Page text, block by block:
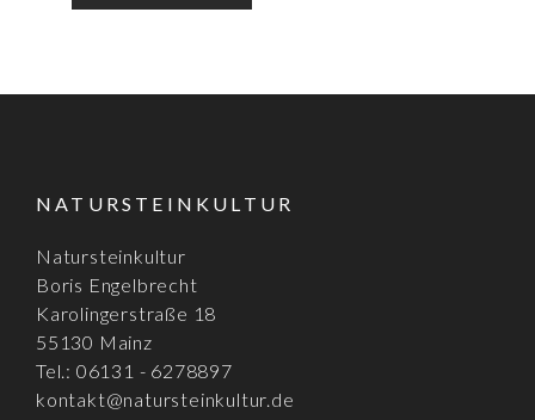
NATURSTEINKULTUR
Natursteinkultur
Boris Engelbrecht
Karolingerstraße 18
55130 Mainz
Tel.: 06131 - 6278897
kontakt@natursteinkultur.de